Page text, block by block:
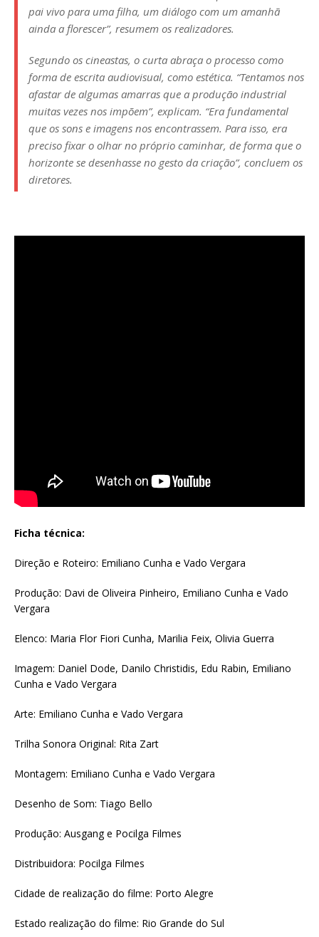
pai vivo para uma filha, um diálogo com um amanhã
ainda a florescer”, resumem os realizadores.
Segundo os cineastas, o curta abraça o processo como
forma de escrita audiovisual, como estética. “Tentamos nos
afastar de algumas amarras que a produção industrial
muitas vezes nos impõem”, explicam. “Era fundamental
que os sons e imagens nos encontrassem. Para isso, era
preciso fixar o olhar no próprio caminhar, de forma que o
horizonte se desenhasse no gesto da criação”, concluem os
diretores.
Ficha técnica:
Direção e Roteiro: Emiliano Cunha e Vado Vergara
Produção: Davi de Oliveira Pinheiro, Emiliano Cunha e Vado
Vergara
Elenco: Maria Flor Fiori Cunha, Marilia Feix, Olivia Guerra
Imagem: Daniel Dode, Danilo Christidis, Edu Rabin, Emiliano
Cunha e Vado Vergara
Arte: Emiliano Cunha e Vado Vergara
Trilha Sonora Original: Rita Zart
Montagem: Emiliano Cunha e Vado Vergara
Desenho de Som: Tiago Bello
Produção: Ausgang e Pocilga Filmes
Distribuidora: Pocilga Filmes
Cidade de realização do filme: Porto Alegre
Estado realização do filme: Rio Grande do Sul